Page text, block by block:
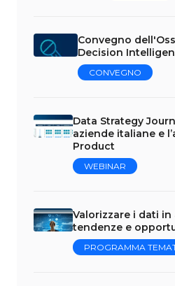
Convegno
Decision
CONVEGNO
Data Strategy
aziende italiane e
Product
WEBINAR
Valorizzare i dati
tendenze e
PROGRAMMA